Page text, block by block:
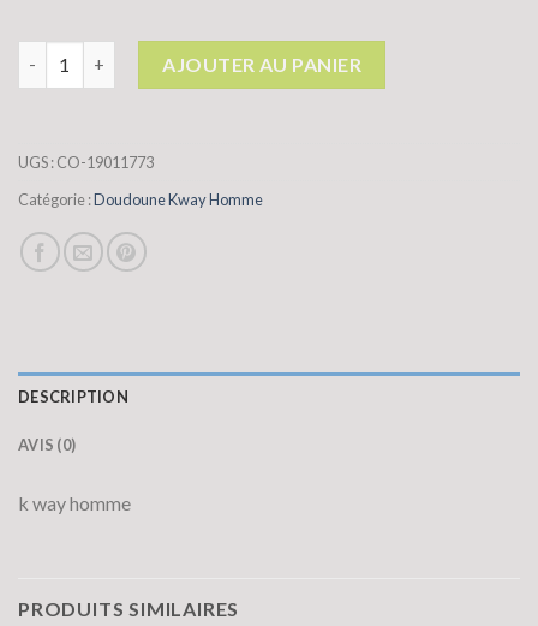
AJOUTER AU PANIER
UGS :CO-19011773
Catégorie :Doudoune Kway Homme
DESCRIPTION
AVIS (0)
k way homme
PRODUITS SIMILAIRES